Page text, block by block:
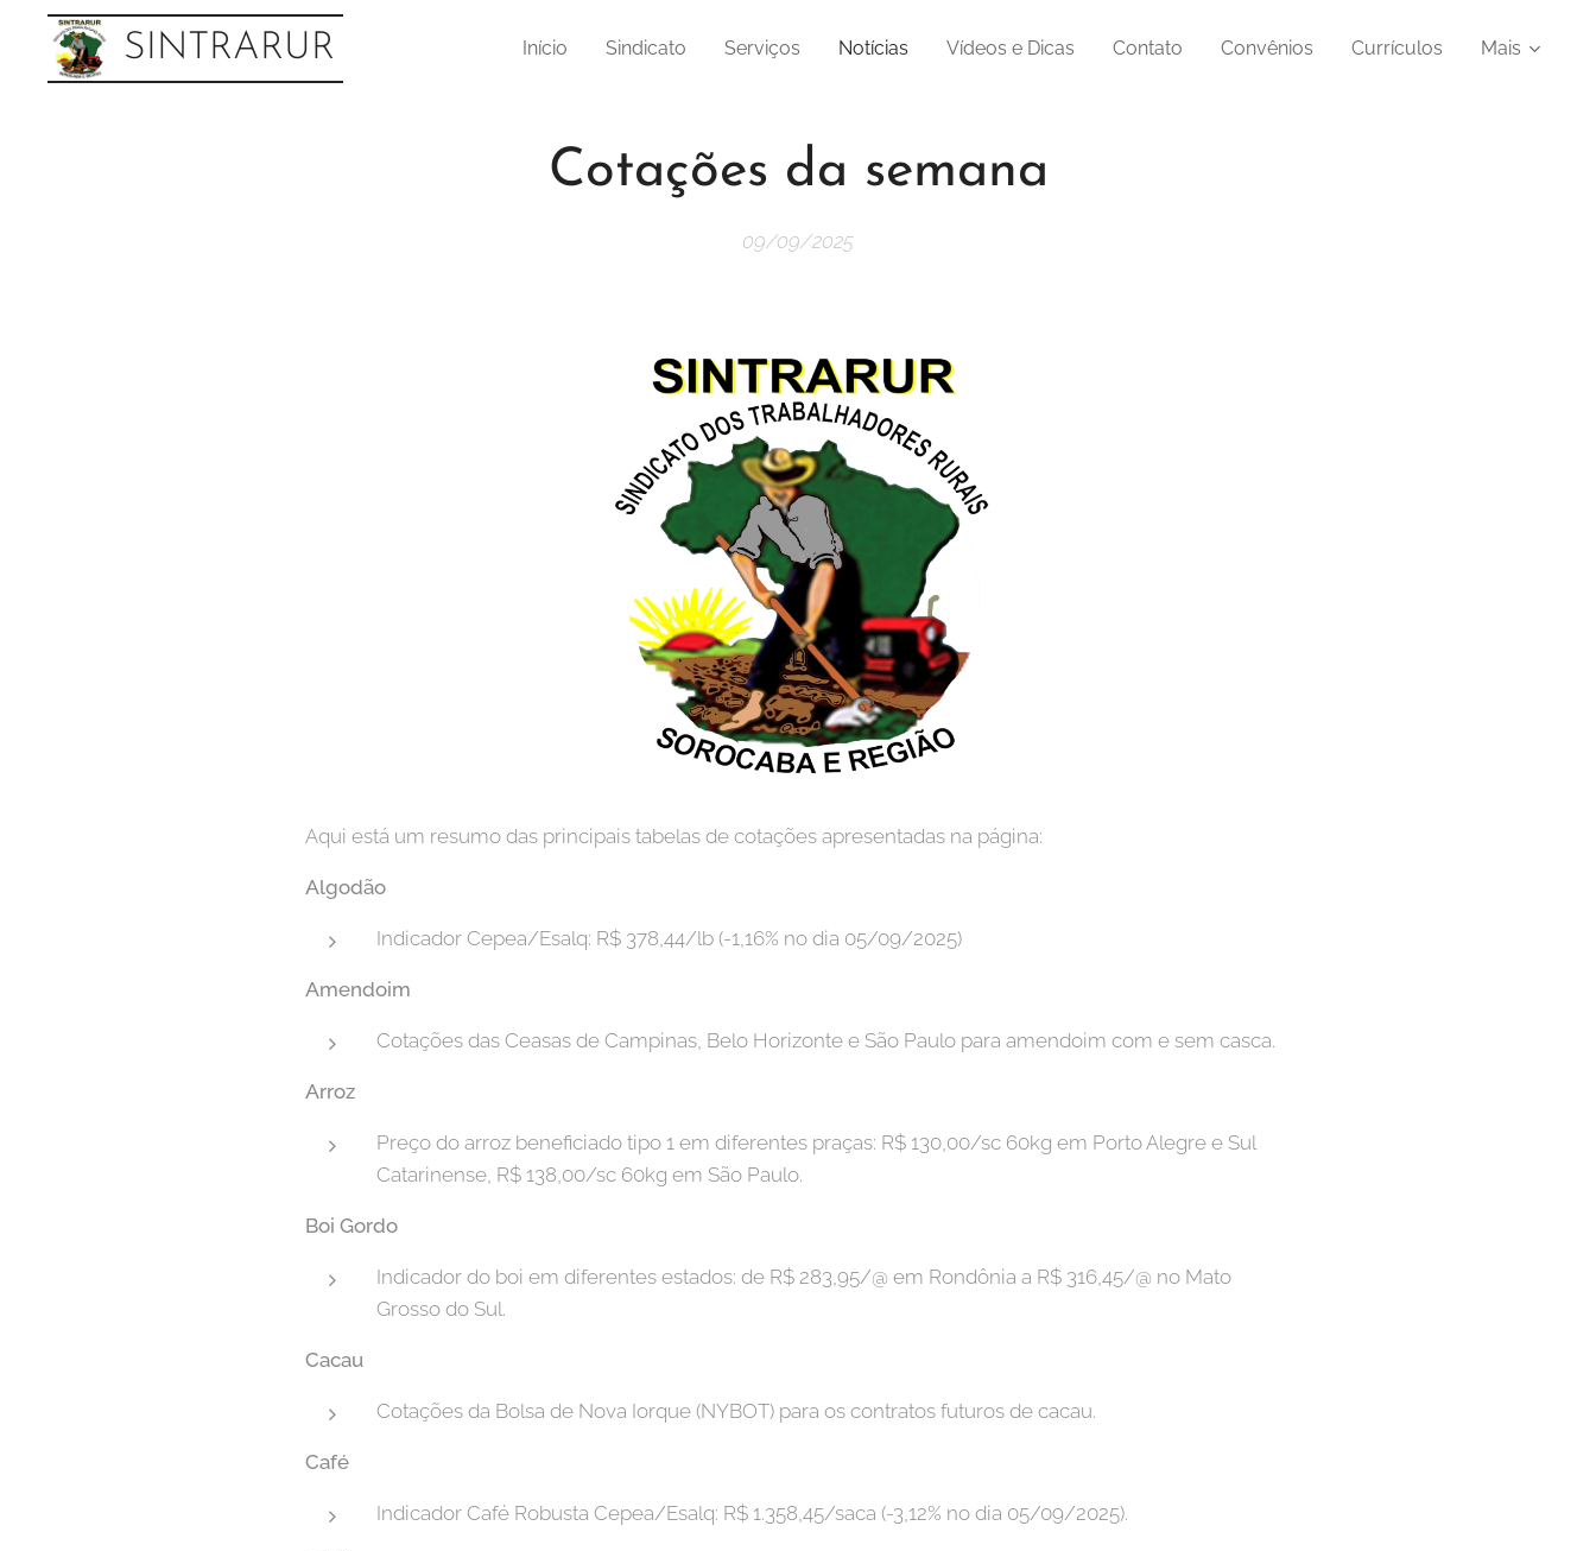
SINTRARUR Início Sindicato Serviços Notícias Vídeos e Dicas Contato Convênios Currículos Mais
Cotações da semana
09/09/2025
Aqui está um resumo das principais tabelas de cotações apresentadas na página:
Algodão
Indicador Cepea/Esalq: R$ 378,44/lb (-1,16% no dia 05/09/2025)
Amendoim
Cotações das Ceasas de Campinas, Belo Horizonte e São Paulo para amendoim com e sem casca.
Arroz
Preço do arroz beneficiado tipo 1 em diferentes praças: R$ 130,00/sc 60kg em Porto Alegre e Sul
Catarinense, R$ 138,00/sc 60kg em São Paulo.
Boi Gordo
Indicador do boi em diferentes estados: de R$ 283,95/@ em Rondônia a R$ 316,45/@ no Mato
Grosso do Sul.
Cacau
Cotações da Bolsa de Nova Iorque (NYBOT) para os contratos futuros de cacau.
Café
Indicador Café Robusta Cepea/Esalq: R$ 1.358,45/saca (-3,12% no dia 05/09/2025).